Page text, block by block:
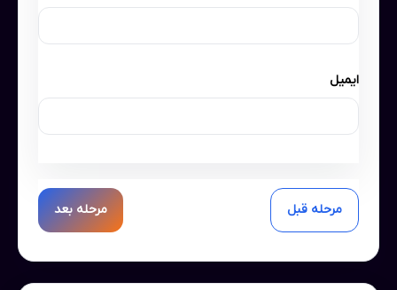
ایمیل
مرحله قبل مرحله بعد